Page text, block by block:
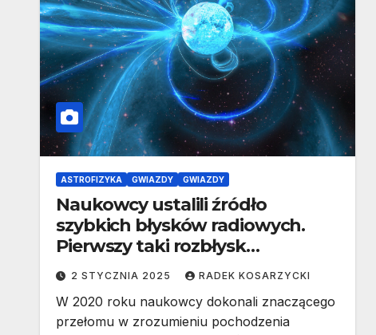
ASTROFIZYKA GWIAZDY GWIAZDY
Naukowcy ustalili źródło
szybkich błysków radiowych.
Pierwszy taki rozbłysk
zaobserwowano dopiero w 2007
roku
2 STYCZNIA 2025 RADEK KOSARZYCKI
W 2020 roku naukowcy dokonali znaczącego
przełomu w zrozumieniu pochodzenia